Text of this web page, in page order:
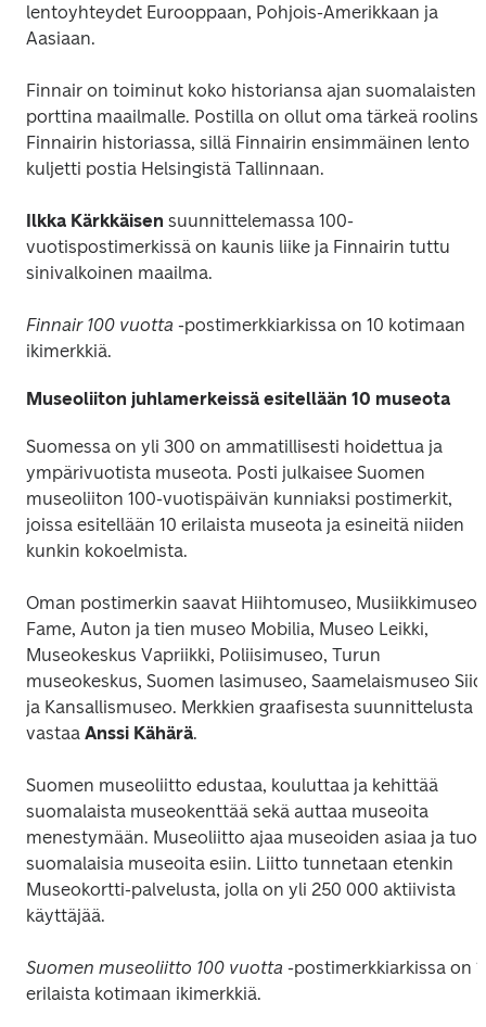
lentoyhteydet Eurooppaan, Pohjois-Amerikkaan ja
Aasiaan.
Finnair on toiminut koko historiansa ajan suomalaisten
porttina maailmalle. Postilla on ollut oma tärkeä
Finnairin historiassa, sillä Finnairin ensimmäinen lento
kuljetti postia Helsingistä Tallinnaan.
Ilkka Kärkkäisen suunnittelemassa 100-
vuotispostimerkissä on kaunis liike ja Finnairin tuttu
sinivalkoinen maailma.
Finnair 100 vuotta -postimerkkiarkissa on 10 kotimaan
ikimerkkiä.
Museoliiton juhlamerkeissä esitellään 10 museota
Suomessa on yli 300 on ammatillisesti hoidettua ja
ympärivuotista museota. Posti julkaisee Suomen
museoliiton 100-vuotispäivän kunniaksi postimerkit,
joissa esitellään 10 erilaista museota ja esineitä niiden
kunkin kokoelmista.
Oman postimerkin saavat Hiihtomuseo, Musiikkimuseo
Fame, Auton ja tien museo Mobilia, Museo Leikki,
Museokeskus Vapriikki, Poliisimuseo, Turun
museokeskus, Suomen lasimuseo, Saamelaismuseo
ja Kansallismuseo. Merkkien graafisesta suunnittelusta
vastaa Anssi Kähärä.
Suomen museoliitto edustaa, kouluttaa ja kehittää
suomalaista museokenttää sekä auttaa museoita
menestymään. Museoliitto ajaa museoiden asiaa ja tuo
suomalaisia museoita esiin. Liitto tunnetaan etenkin
Museokortti-palvelusta, jolla on yli 250 000 aktiivista
käyttäjää.
Suomen museoliitto 100 vuotta -postimerkkiarkissa on
erilaista kotimaan ikimerkkiä.